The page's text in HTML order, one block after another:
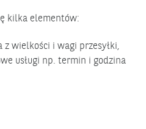
kilka elementów:
z wielkości i wagi przesyłki,
usługi np. termin i godzina